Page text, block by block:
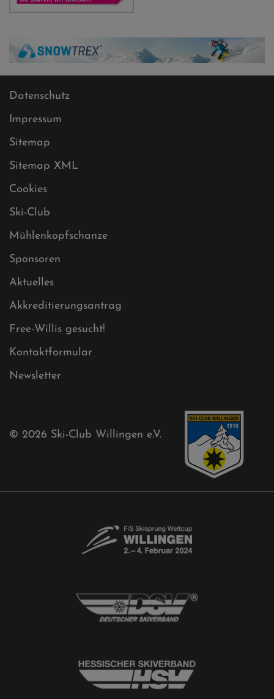
Datenschutz
Impressum
Sitemap
Sitemap XML
Cookies
Ski-Club
Mühlenkopfschanze
Sponsoren
Aktuelles
Akkreditierungsantrag
Free-Willis gesucht!
Kontaktformular
Newsletter
© 2026 Ski-Club Willingen e.V.